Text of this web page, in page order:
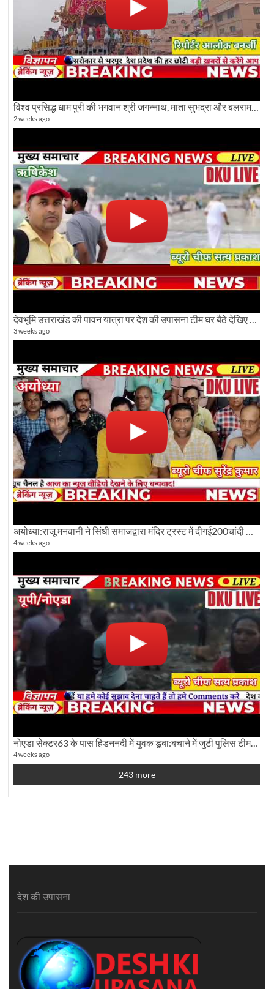
विश्व प्रसिद्ध धाम पुरी की भगवान श्री जगन्नाथ, माता सुभद्रा और बलराम जी की भव्य शोभा यात्रा देखिए
2 weeks ago
3 weeks ago
4 weeks ago
नोएडा सेक्टर63 के पास हिंडननदी में युवक डूबा:बचाने में जुटी पुलिस टीम: देखिए पूरी ग्राउंड रिपोर्टिंग
4 weeks ago
243 more
देश की उपासना